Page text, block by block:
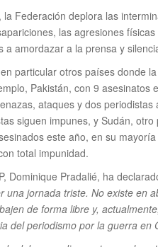
la Federación deplora las
las agresiones
a amordazar a la prensa y
particular otros países donde
Pakistán, con 9 asesinatos
ataques y dos
siguen impunes, y Sudán,
este año, en su
total impunidad.
Dominique Pradalié, ha
una jornada triste. No existe en
de forma libre y,
del periodismo por la guerra en